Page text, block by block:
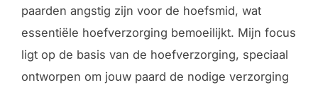
paarden angstig zijn voor de hoefsmid, wat
essentiële hoefverzorging bemoeilijkt. Mijn focus
ligt op de basis van de hoefverzorging, speciaal
ontworpen om jouw paard de nodige verzorging